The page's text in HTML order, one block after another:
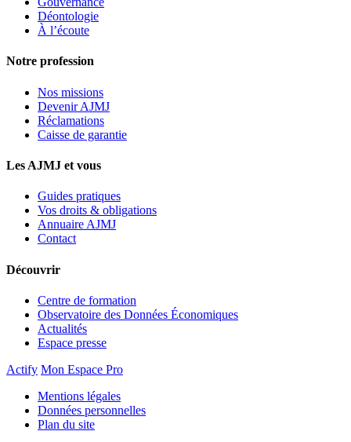
Déontologie
À l’écoute
Notre profession
Nos missions
Devenir AJMJ
Réclamations
Caisse de garantie
Les AJMJ et vous
Guides pratiques
Vos droits & obligations
Annuaire AJMJ
Contact
Découvrir
Centre de formation
Observatoire des Données Économiques
Actualités
Espace presse
Actify Mon Espace Pro
Mentions légales
Données personnelles
Plan du site